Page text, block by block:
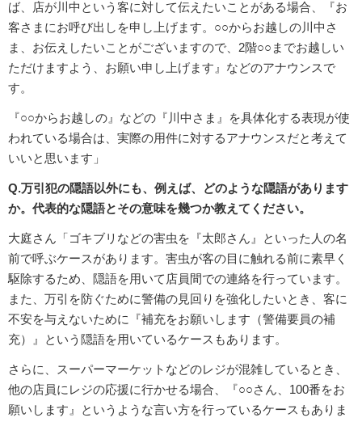
ば、店が川中という客に対して伝えたいことがある場合、『お
客さまにお呼び出しを申し上げます。○○からお越しの川中さ
ま、お伝えしたいことがございますので、2階○○までお越しい
ただけますよう、お願い申し上げます』などのアナウンスで
す。
『○○からお越しの』などの『川中さま』を具体化する表現が使
われている場合は、実際の用件に対するアナウンスだと考えて
いいと思います」
Q.万引犯の隠語以外にも、例えば、どのような隠語があります
か。代表的な隠語とその意味を幾つか教えてください。
大庭さん「ゴキブリなどの害虫を『太郎さん』といった人の名
前で呼ぶケースがあります。害虫が客の目に触れる前に素早く
駆除するため、隠語を用いて店員間での連絡を行っています。
また、万引を防ぐために警備の見回りを強化したいとき、客に
不安を与えないために『補充をお願いします（警備要員の補
充）』という隠語を用いているケースもあります。
さらに、スーパーマーケットなどのレジが混雑しているとき、
他の店員にレジの応援に行かせる場合、『○○さん、100番をお
願いします』というような言い方を行っているケースもありま